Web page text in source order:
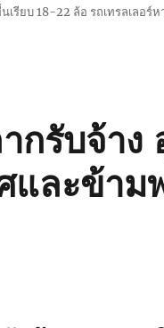
นเรียบ 18-22 ล้อ รถเทรลเลอ
กรับจ้าง
และข้า